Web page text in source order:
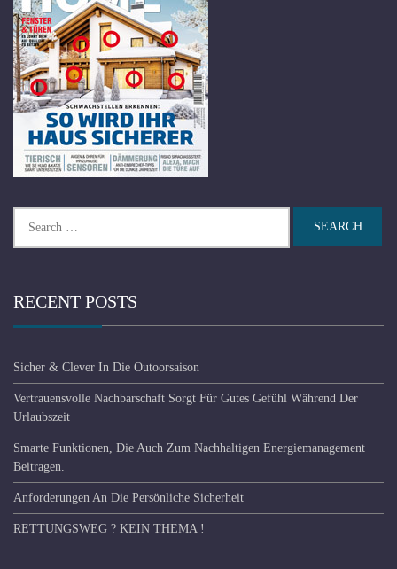
for:
RECENT POSTS
Sicher & Clever In Die Outoorsaison
Vertrauensvolle Nachbarschaft Sorgt Für Gutes Gefühl Während Der
Urlaubszeit
Smarte Funktionen, Die Auch Zum Nachhaltigen Energiemanagement
Beitragen.
Anforderungen An Die Persönliche Sicherheit
RETTUNGSWEG ? KEIN THEMA !